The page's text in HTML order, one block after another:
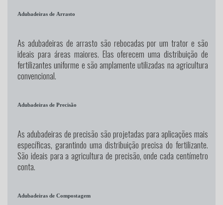
Adubadeiras de Arrasto
As adubadeiras de arrasto são rebocadas por um trator e são
ideais para áreas maiores. Elas oferecem uma distribuição de
fertilizantes uniforme e são amplamente utilizadas na agricultura
convencional.
Adubadeiras de Precisão
As adubadeiras de precisão são projetadas para aplicações mais
específicas, garantindo uma distribuição precisa do fertilizante.
São ideais para a agricultura de precisão, onde cada centímetro
conta.
Adubadeiras de Compostagem